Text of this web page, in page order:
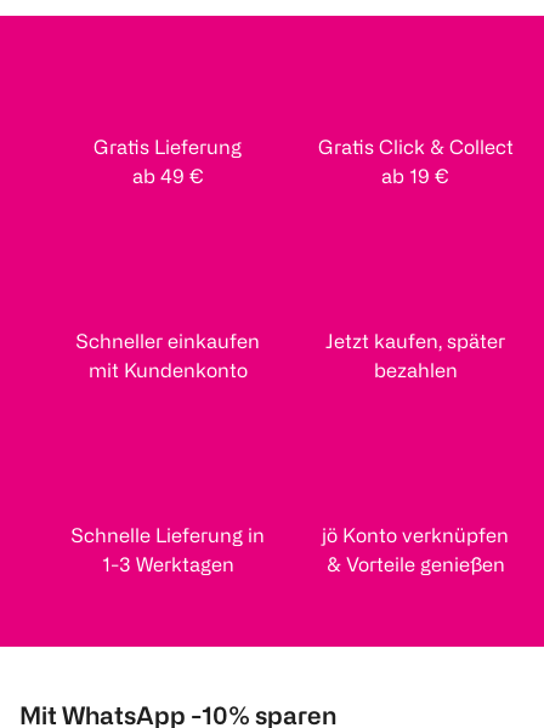
Gratis Lieferung
ab 49 €
Gratis Click & Collect
ab 19 €
Schneller einkaufen
mit Kundenkonto
Jetzt kaufen, später
bezahlen
Schnelle Lieferung in
1-3 Werktagen
jö Konto verknüpfen
& Vorteile genießen
Mit WhatsApp -10% sparen